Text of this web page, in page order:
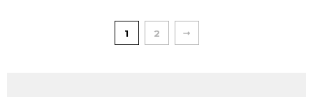
1 2